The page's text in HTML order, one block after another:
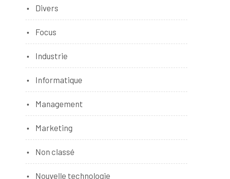
Divers
Focus
Industrie
Informatique
Management
Marketing
Non classé
Nouvelle technologie